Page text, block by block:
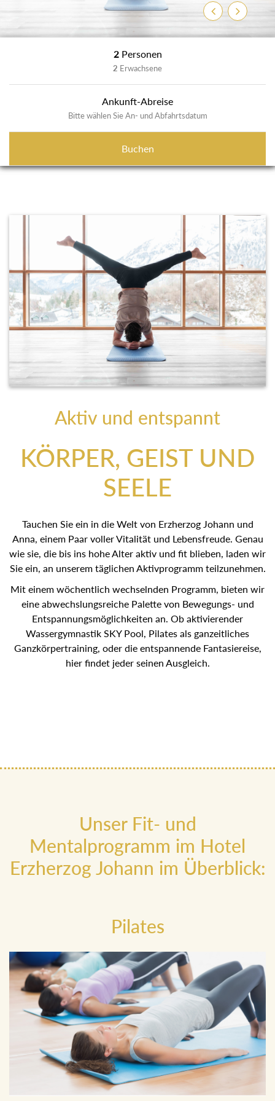
ZurückWeiter
2 Personen
2 Erwachsene
Ankunft-Abreise
Bitte wählen Sie An- und Abfahrtsdatum
Buchen
Aktiv und entspannt
KÖRPER, GEIST UND
SEELE
Tauchen Sie ein in die Welt von Erzherzog Johann und
Anna, einem Paar voller Vitalität und Lebensfreude. Genau
wie sie, die bis ins hohe Alter aktiv und fit blieben, laden
wir Sie ein, an unserem täglichen Aktivprogramm
Mit einem wöchentlich wechselnden Programm, bieten wir
eine abwechslungsreiche Palette von Bewegungs- und
Entspannungsmöglichkeiten an. Ob aktivierender
Wassergymnastik SKY Pool, Pilates als ganzeitliches
Ganzkörpertraining, oder die entspannende Fantasiereise,
Unser Fit- und
Mentalprogramm im Hotel
Erzherzog Johann im Überblick:
Pilates